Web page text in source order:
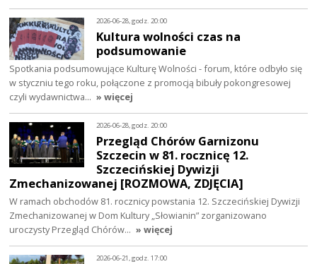
2026-06-28, godz. 20:00
Kultura wolności czas na
podsumowanie
Spotkania podsumowujące Kulturę Wolności - forum, które odbyło się
w styczniu tego roku, połączone z promocją bibuły pokongresowej
czyli wydawnictwa… » więcej
2026-06-28, godz. 20:00
Przegląd Chórów Garnizonu
Szczecin w 81. rocznicę 12.
Szczecińskiej Dywizji
Zmechanizowanej [ROZMOWA, ZDJĘCIA]
W ramach obchodów 81. rocznicy powstania 12. Szczecińskiej Dywizji
Zmechanizowanej w Dom Kultury „Słowianin” zorganizowano
uroczysty Przegląd Chórów… » więcej
2026-06-21, godz. 17:00